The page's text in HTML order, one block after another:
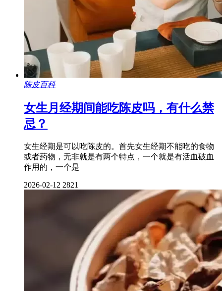
陈皮百科
女生月经期间能吃陈皮吗，有什么禁
忌？
女生经期是可以吃陈皮的。首先女生经期不能吃的食物
或者药物，无非就是有两个特点，一个就是有活血破血
作用的，一个是
2026-02-12 2821